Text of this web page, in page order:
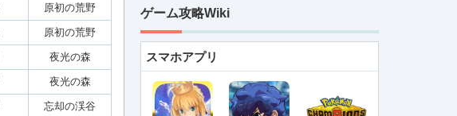
原初の荒野
原初の荒野
夜光の森
夜光の森
忘却の渓谷
ゲーム攻略Wiki
スマホアプリ